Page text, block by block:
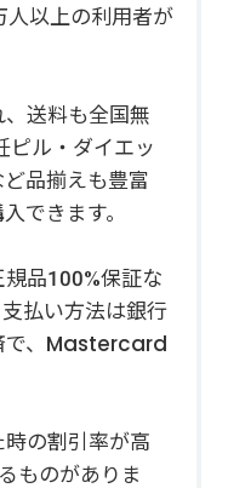
以上の利用者が
送料も全国無
ピル・ダイエッ
品揃えも豊富
できます。
品100%保証な
払い方法は銀行
で、Mastercard
の割引率が高
ものがありま